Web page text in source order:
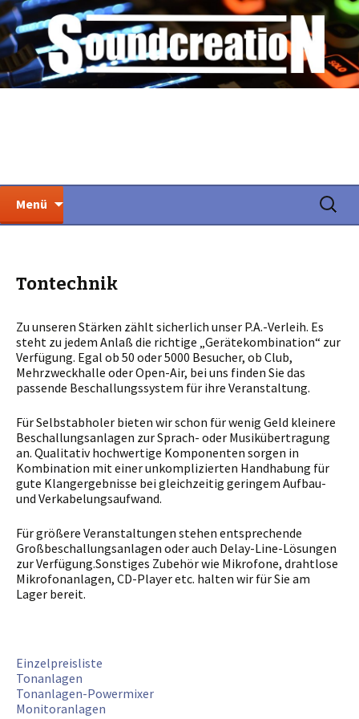
Soundcreation
Veranstaltungstechnik und Tonstudio aus
Fürth
Menü
Zum
Inhalt
springen
Suchen
nach:
Tontechnik
Zu unseren Stärken zählt sicherlich unser P.A.-Verleih. Es
steht zu jedem Anlaß die richtige „Gerätekombination“ zur
Verfügung. Egal ob 50 oder 5000 Besucher, ob Club,
Mehrzweckhalle oder Open-Air, bei uns finden Sie das
passende Beschallungssystem für ihre Veranstaltung.
Für Selbstabholer bieten wir schon für wenig Geld kleinere
Beschallungsanlagen zur Sprach- oder Musikübertragung
an. Qualitativ hochwertige Komponenten sorgen in
Kombination mit einer unkomplizierten Handhabung für
gute Klangergebnisse bei gleichzeitig geringem Aufbau-
und Verkabelungsaufwand.
Für größere Veranstaltungen stehen entsprechende
Großbeschallungsanlagen oder auch Delay-Line-Lösungen
zur Verfügung.Sonstiges Zubehör wie Mikrofone, drahtlose
Mikrofonanlagen, CD-Player etc. halten wir für Sie am
Lager bereit.
Einzelpreisliste
Tonanlagen
Tonanlagen-Powermixer
Monitoranlagen